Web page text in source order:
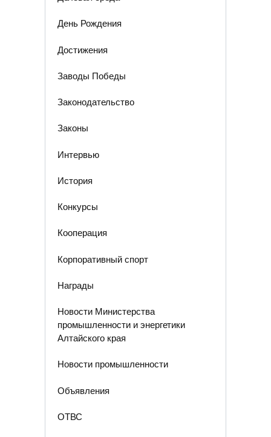
День Рождения
Достижения
Заводы Победы
Законодательство
Законы
Интервью
История
Конкурсы
Кооперация
Корпоративный спорт
Награды
Новости Министерства
промышленности и энергетики
Алтайского края
Новости промышленности
Объявления
ОТВС